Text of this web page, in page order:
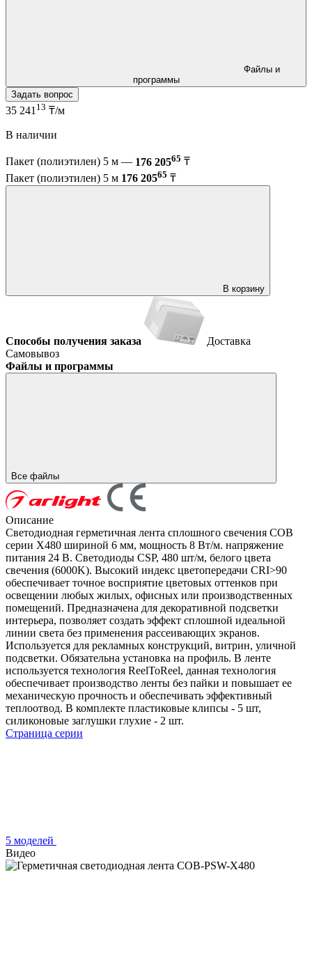
программы
Задать вопрос
35 241 13 ₸/м
В наличии
Пакет (полиэтилен) 5 м — 176 20565 ₸
Пакет (полиэтилен) 5 м 176 20565 ₸
В корзину
Способы получения заказа
Доставка
Самовывоз
Файлы и программы
Все файлы
Описание
Светодиодная герметичная лента сплошного свечения COB
серии X480 шириной 6 мм, мощность 8 Вт/м. напряжение
питания 24 В. Светодиоды CSP, 480 шт/м, белого цвета
свечения (6000K). Высокий индекс цветопередачи CRI>90
обеспечивает точное восприятие цветовых оттенков при
освещении любых жилых, офисных или производственных
помещений. Предназначена для декоративной подсветки
интерьера, позволяет создать эффект сплошной идеальной
линии света без применения рассеивающих экранов.
Используется для рекламных конструкций, витрин, уличной
подсветки. Обязательна установка на профиль. В ленте
используется технология ReelToReel, данная технология
обеспечивает производство ленты без пайки и повышает ее
механическую прочность и обеспечивать эффективный
теплоотвод. В комплекте пластиковые клипсы - 5 шт,
силиконовые заглушки глухие - 2 шт.
Страница серии
5 моделей
Видео